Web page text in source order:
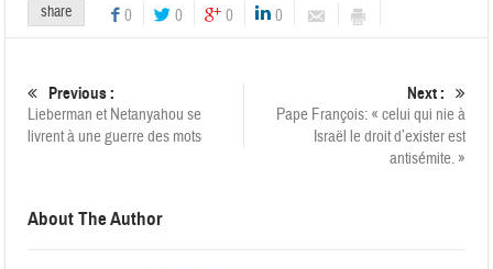
share 0 0 0 0
Previous :
Lieberman et Netanyahou se
livrent à une guerre des mots
Next :
Pape François: « celui qui nie à
Israël le droit d’exister est
antisémite. »
About The Author